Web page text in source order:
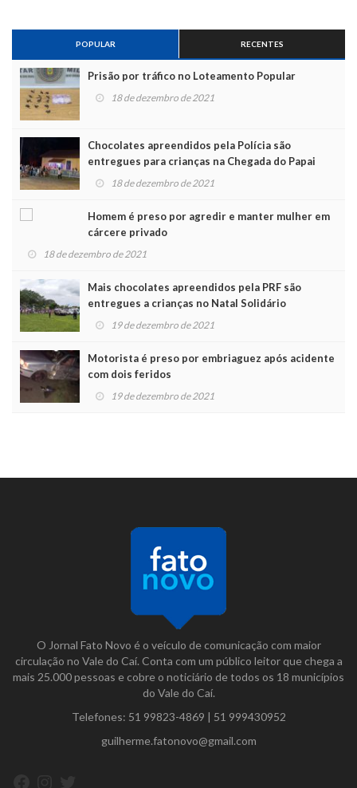
POPULAR RECENTES
Prisão por tráfico no Loteamento Popular
18 de dezembro de 2021
Chocolates apreendidos pela Polícia são
entregues para crianças na Chegada do Papai
Noel
18 de dezembro de 2021
Homem é preso por agredir e manter mulher em
cárcere privado
18 de dezembro de 2021
Mais chocolates apreendidos pela PRF são
entregues a crianças no Natal Solidário
19 de dezembro de 2021
Motorista é preso por embriaguez após acidente
com dois feridos
19 de dezembro de 2021
O Jornal Fato Novo é o veículo de comunicação com maior
circulação no Vale do Caí. Conta com um público leitor que chega a
mais 25.000 pessoas e cobre o noticiário de todos os 18 municípios
do Vale do Caí.
Telefones: 51 99823-4869 | 51 999430952
guilherme.fatonovo@gmail.com